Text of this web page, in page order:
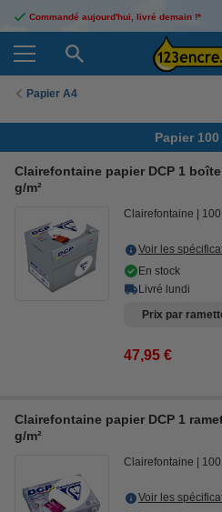
Commandé aujourd'hui, livré demain !*
Papier A4
Papier 100
Clairefontaine papier DCP 1
g/m²
Clairefontaine
Voir les
En stock
Livré lundi
Prix par
47,95 €
Clairefontaine papier DCP 1
g/m²
Clairefontaine
Voir les